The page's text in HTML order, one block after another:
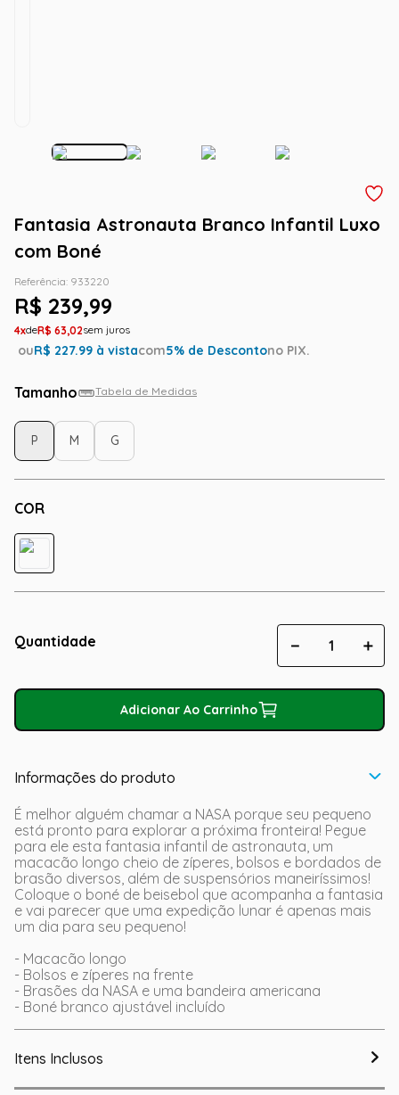
Fantasia Astronauta Branco Infantil Luxo
com Boné
Referência: 933220
R$ 239,99
4 R$ 63,02
ouR$ 227.99 à vistacom5% de Descontono PIX.
Tamanho Tabela de Medidas
COR
P M G
Quantidade ＋
－
Adicionar Ao Carrinho
Informações do produto
É melhor alguém chamar a NASA porque seu pequeno
está pronto para explorar a próxima fronteira! Pegue
para ele esta fantasia infantil de astronauta, um
macacão longo cheio de zíperes, bolsos e bordados de
brasão diversos, além de suspensórios maneiríssimos!
Coloque o boné de beisebol que acompanha a fantasia
e vai parecer que uma expedição lunar é apenas mais
um dia para seu pequeno!
- Macacão longo
- Bolsos e zíperes na frente
- Brasões da NASA e uma bandeira americana
- Boné branco ajustável incluído
Itens Inclusos